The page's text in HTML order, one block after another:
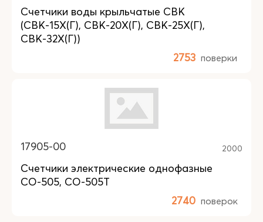
Счетчики воды крыльчатые СВК
(СВК-15Х(Г), СВК-20Х(Г), СВК-25Х(Г),
СВК-32Х(Г))
2753 поверки
17905-00 2000
Счетчики электрические однофазные
СО-505, СО-505Т
2740 поверок